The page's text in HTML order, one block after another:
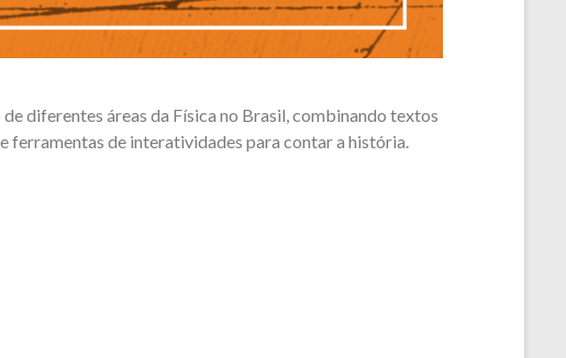
diferentes áreas da Física no Brasil, combinando textos
de interatividades para contar a história.